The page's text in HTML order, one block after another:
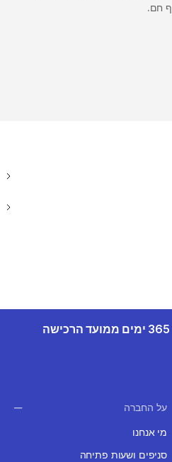
חם.
על החברה
מי אנחנו
סניפים ושעות פתיחה